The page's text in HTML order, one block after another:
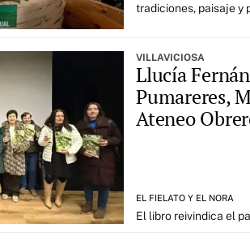
tradiciones, paisaje y
VILLAVICIOSA
Llucía
Pumareres,
Ateneo
EL FIELATO Y EL NORA
El libro reivindica el